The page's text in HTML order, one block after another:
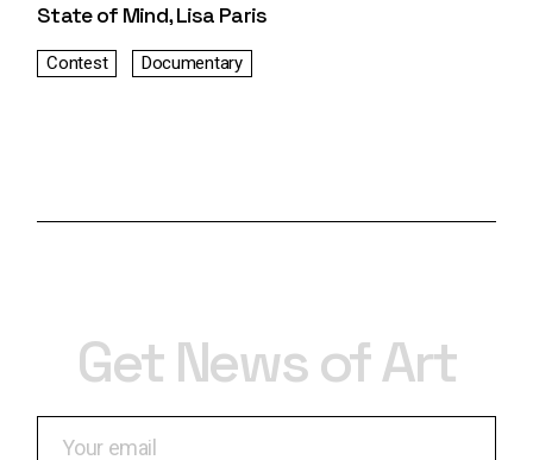
State of Mind, Lisa Paris
Contest Documentary
Get News of Art